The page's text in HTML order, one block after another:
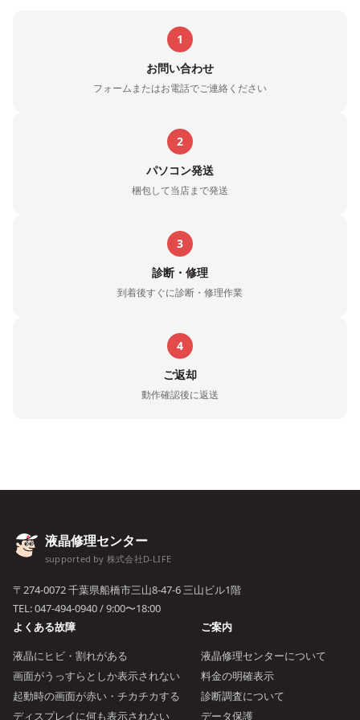
1
お問い合わせ
フォームまたはお電話でご連絡ください
2
パソコン発送
梱包して当店まで発送
3
診断・修理
到着後すぐに診断・修理作業
4
ご返却
動作確認後に返送
液晶修理センター
supported by 株式会社D-LIFE
〒274-0072 千葉県船橋市三山8-47-6 三山ビル1階
TEL:047-494-0940/ 9:00〜18:00
よくある故障
液晶にヒビ・割れがある
画面がうっすらとしか表示されない
起動時の画面が赤い・チカチカする
ディスプレイに何も表示されない
ご案内
液晶修理センターについて
料金の明確表示
診断調査について
データ保護